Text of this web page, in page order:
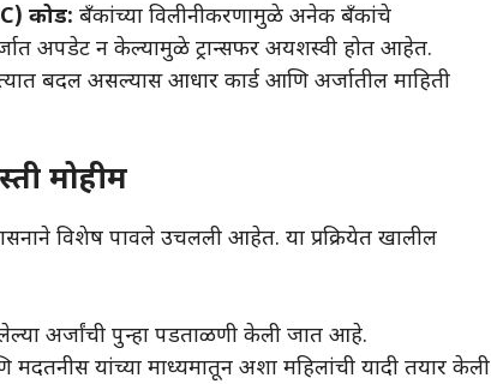
कोड: बँकांच्या विलीनीकरणामुळे अनेक बँकांचे
अपडेट न केल्यामुळे ट्रान्सफर अयशस्वी होत आहेत.
बदल असल्यास आधार कार्ड आणि अर्जातील माहिती
मोहीम
विशेष पावले उचलली आहेत. या प्रक्रियेत खालील
अर्जांची पुन्हा पडताळणी केली जात आहे.
यांच्या माध्यमातून अशा महिलांची यादी तयार केली